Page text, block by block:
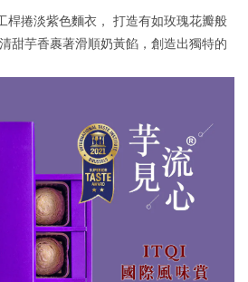
桿捲淡紫色麵衣， 打造有如玫瑰花瓣般
甜芋香裹著滑順奶黃餡，創造出獨特的